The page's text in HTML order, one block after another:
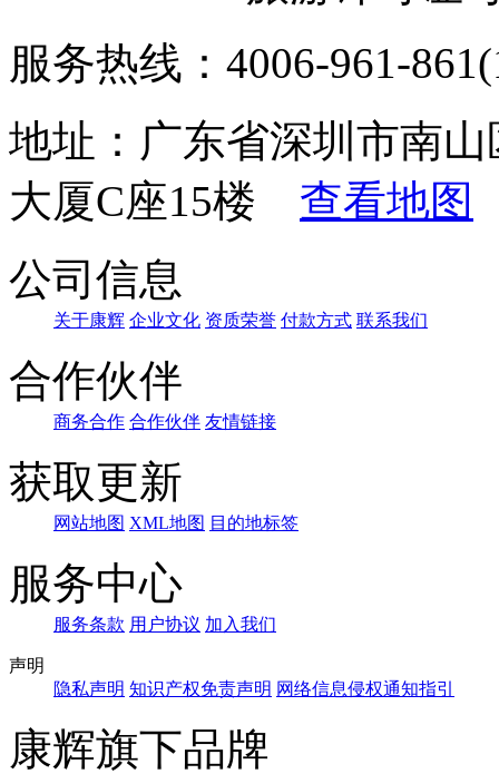
服务热线：4006-961-
地址：广东省深圳市南
大厦C座15楼 查看地图
公司信息
关于康辉 企业文化 资质荣誉 付款方式 联系我们
合作伙伴
商务合作 合作伙伴 友情链接
获取更新
网站地图 XML地图 目的地标签
服务中心
服务条款 用户协议 加入我们
声明
隐私声明 知识产权免责声明 网络信息侵权通知指引
康辉旗下品牌